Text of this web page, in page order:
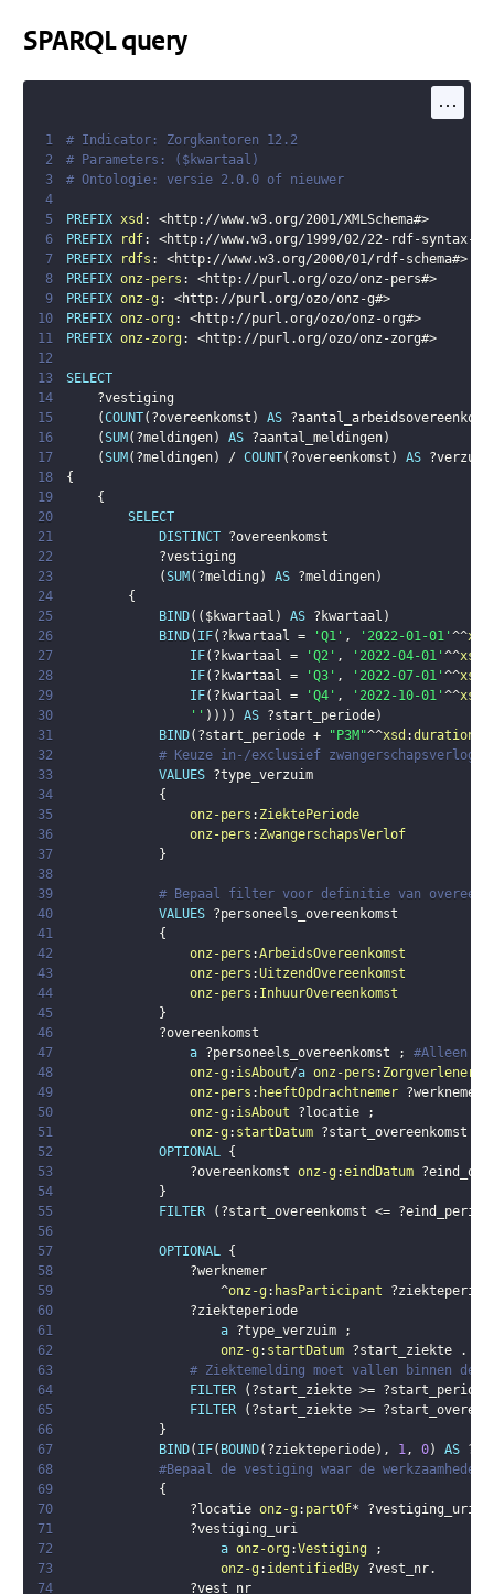
SPARQL query
...
1
# Indicator: Zorgkantoren 12.2
2
# Parameters: ($kwartaal)
3
# Ontologie: versie 2.0.0 of nieuwer
4
5
PREFIX xsd : <http://www.w3.org/2001/XMLSchema#>
6
PREFIX rdf: <http://www.w3.org/1999/02/22-rdf-syntax-
7
PREFIX rdfs : <http://www.w3.org/2000/01/rdf-schema#>
8
PREFIX onz-pers : <http://purl.org/ozo/onz-pers#>
9
PREFIX onz-g : <http://purl.org/ozo/onz-g#>
10
PREFIX onz-org : <http://purl.org/ozo/onz-org#>
11
PREFIX onz-zorg : <http://purl.org/ozo/onz-zorg#>
12
13
SELECT
14
?vestiging
15
(COUNT( ?overeenkomst ) AS
16
(SUM ( ?meldingen) AS ?aantal_meldingen)
17
(SUM ( ?meldingen) / COUNT( ?overeenkomst ) AS
18
{
19
{
20
SELECT
21
DISTINCT ?overeenkomst
22
?vestiging
23
(SUM ( ?melding ) AS ?meldingen)
24
{
25
BIND( ( $kwartaal ) AS ?kwartaal )
26
BIND( IF( ?kwartaal = 'Q1' , '2022-01-01'^^xsd
27
IF( ?kwartaal = 'Q2' , '2022-04-01'^^xsd
28
IF( ?kwartaal = 'Q3' , '2022-07-01'^^xsd
29
IF( ?kwartaal = 'Q4' , '2022-10-01'^^xsd
30
'' ) ) ) ) AS ?start_periode)
31
BIND( ?start_periode + "P3M"^^xsd :duration
32
# Keuze in-/exclusief zwangerschapsverlog
33
VALUES ?type_verzuim
34
{
35
onz-pers : ZiektePeriode
36
onz-pers : ZwangerschapsVerlof
37
}
38
39
# Bepaal filter voor definitie van
40
VALUES ?personeels_overeenkomst
41
{
42
onz-pers :ArbeidsOvereenkomst
43
onz-pers :UitzendOvereenkomst
44
onz-pers : InhuurOvereenkomst
45
}
46
?overeenkomst
47
a ?personeels_overeenkomst ;
#Alleen
48
onz-g : isAbout/a onz-pers :
49
onz-pers : heeftOpdrachtnemer ?werknemer
50
onz-g : isAbout ?locatie
;
51
onz-g : startDatum ?start_overeenkomst
52
OPTIONAL {
53
?overeenkomst onz-g :eindDatum
54
}
55
FILTER ( ?start_overeenkomst <=
56
57
OPTIONAL {
58
?werknemer
59
                    ^
onz-g : hasParticipant
60
?ziekteperiode
61
a ?type_verzuim
;
62
onz-g : startDatum ?start_ziekte
.
63
# Ziektemelding moet vallen binnen de
64
FILTER ( ?start_ziekte >= ?start_periode
65
FILTER ( ?start_ziekte >=
66
}
67
BIND( IF( BOUND( ?ziekteperiode) , 1, 0) AS
68
#Bepaal de vestiging waar de
69
{
70
?locatie onz-g : partOf* ?vestiging_uri
71
?vestiging_uri
72
a onz-org :Vestiging
;
73
onz-g : identifiedBy ?vest_nr.
74
?vest_nr